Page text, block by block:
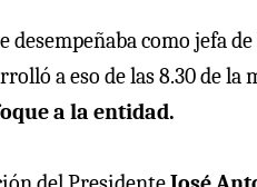
desempeñaba como jefa
a eso de las 8.30 de
a la entidad.